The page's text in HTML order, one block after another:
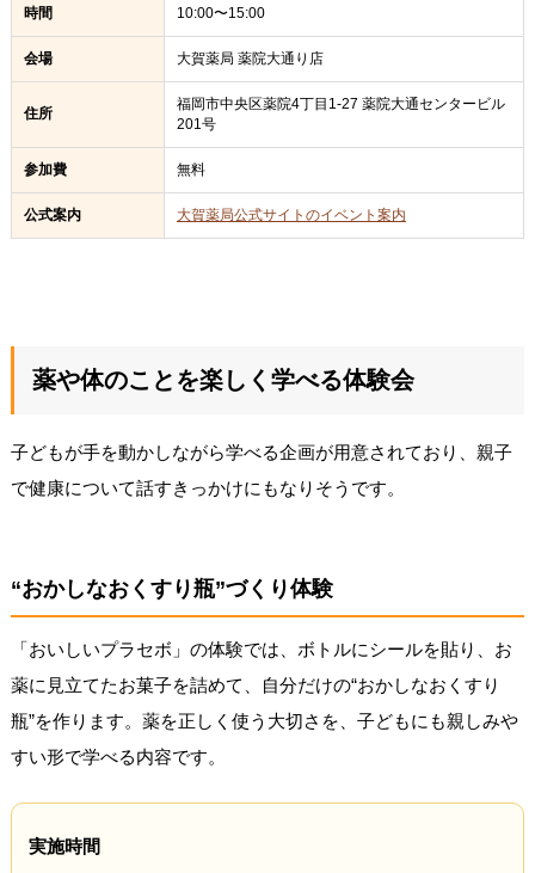
時間 10:00〜15:00
会場 大賀薬局 薬院大通り店
住所
福岡市中央区薬院4丁目1-27 薬院大通センタービル
201号
参加費 無料
公式案内 大賀薬局公式サイトのイベント案内
薬や体のことを楽しく学べる体験会
子どもが手を動かしながら学べる企画が用意されており、親子
で健康について話すきっかけにもなりそうです。
“おかしなおくすり瓶”づくり体験
「おいしいプラセボ」の体験では、ボトルにシールを貼り、お
薬に見立てたお菓子を詰めて、自分だけの“おかしなおくすり
瓶”を作ります。薬を正しく使う大切さを、子どもにも親しみや
すい形で学べる内容です。
実施時間